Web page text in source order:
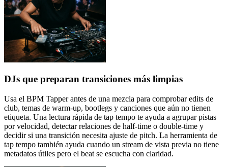
DJs que preparan transiciones más limpias
Usa el BPM Tapper antes de una mezcla para comprobar edits de
club, temas de warm-up, bootlegs y canciones que aún no tienen
etiqueta. Una lectura rápida de tap tempo te ayuda a agrupar pistas
por velocidad, detectar relaciones de half-time o double-time y
decidir si una transición necesita ajuste de pitch. La herramienta de
tap tempo también ayuda cuando un stream de vista previa no tiene
metadatos útiles pero el beat se escucha con claridad.